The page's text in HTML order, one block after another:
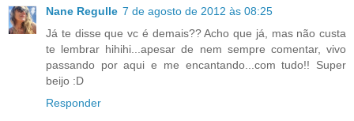
Nane Regulle 7 de agosto de 2012 às 08:25
Já te disse que vc é demais?? Acho que já, mas não custa
te lembrar hihihi...apesar de nem sempre comentar, vivo
passando por aqui e me encantando...com tudo!! Super
beijo :D
Responder